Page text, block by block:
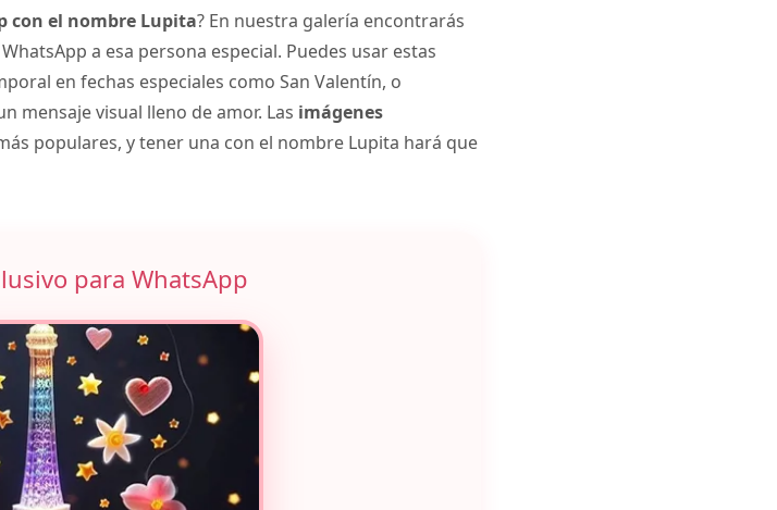
con el nombre Lupita? En nuestra galería encontrarás
a esa persona especial. Puedes usar estas
en fechas especiales como San Valentín, o
mensaje visual lleno de amor. Las imágenes
populares, y tener una con el nombre Lupita hará que
para WhatsApp